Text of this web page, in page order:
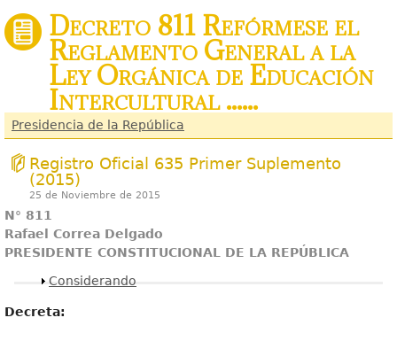
Decreto 811 Refórmese el
Reglamento General a la
Ley Orgánica de Educación
Intercultural ......
Presidencia de la República
Registro Oficial 635 Primer Suplemento
(2015)
25 de Noviembre de 2015
N° 811
Rafael Correa Delgado
PRESIDENTE CONSTITUCIONAL DE LA REPÚBLICA
Mostrar
Considerando
Decreta: